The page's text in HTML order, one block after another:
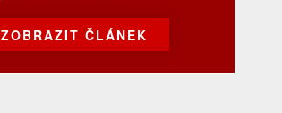
ZOBRAZIT ČLÁNEK